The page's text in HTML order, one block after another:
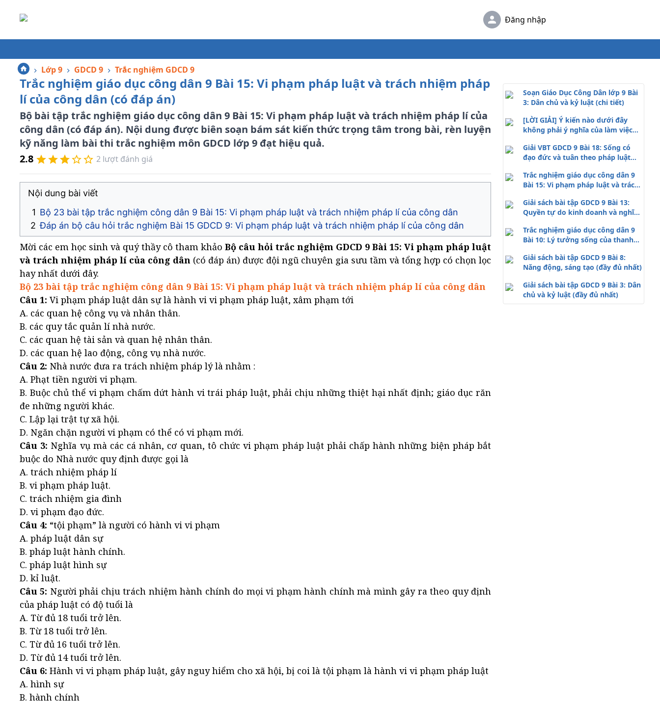
Đăng nhập
Lớp 9 GDCD 9 Trắc nghiệm GDCD 9
Trắc nghiệm giáo dục công dân 9 Bài 15: Vi phạm pháp luật và trách nhiệm pháp
lí của công dân (có đáp án)
Bộ bài tập trắc nghiệm giáo dục công dân 9 Bài 15: Vi phạm pháp luật và trách nhiệm pháp lí của
công dân (có đáp án). Nội dung được biên soạn bám sát kiến thức trọng tâm trong bài, rèn luyện
kỹ năng làm bài thi trắc nghiệm môn GDCD lớp 9 đạt hiệu quả.
2.8
2 lượt đánh giá
Nội dung bài viết
Bộ 23 bài tập trắc nghiệm công dân 9 Bài 15: Vi phạm pháp luật và trách nhiệm pháp lí của công dân
Đáp án bộ câu hỏi trắc nghiệm Bài 15 GDCD 9: Vi phạm pháp luật và trách nhiệm pháp lí của công dân
Mời các em học sinh và quý thầy cô tham khảo Bộ câu hỏi trắc nghiệm GDCD 9 Bài 15: Vi phạm pháp luật
và trách nhiệm pháp lí của công dân (có đáp án) được đội ngũ chuyên gia sưu tầm và tổng hợp có chọn lọc
hay nhất dưới đây.
Bộ 23 bài tập trắc nghiệm công dân 9 Bài 15: Vi phạm pháp luật và trách nhiệm pháp lí của công dân
Câu 1: Vi phạm pháp luật dân sự là hành vi vi phạm pháp luật, xâm phạm tới
A. các quan hệ công vụ và nhân thân.
B. các quy tắc quản lí nhà nước.
C. các quan hệ tài sản và quan hệ nhân thân.
D. các quan hệ lao động, công vụ nhà nước.
Câu 2: Nhà nước đưa ra trách nhiệm pháp lý là nhằm :
A. Phạt tiền người vi phạm.
B. Buộc chủ thể vi phạm chấm dứt hành vi trái pháp luật, phải chịu những thiệt hại nhất định; giáo dục răn
đe những người khác.
C. Lập lại trật tự xã hội.
D. Ngăn chặn người vi phạm có thể có vi phạm mới.
Câu 3: Nghĩa vụ mà các cá nhân, cơ quan, tô chức vi phạm pháp luật phải chấp hành những biện pháp bắt
buộc do Nhà nước quy định được gọi là
A. trách nhiệm pháp lí
B. vi phạm pháp luật.
C. trách nhiệm gia đình
D. vi phạm đạo đức.
Câu 4: “tội phạm” là người có hành vi vi phạm
A. pháp luật dân sự
B. pháp luật hành chính.
C. pháp luật hình sự
D. kỉ luật.
Câu 5: Người phải chịu trách nhiệm hành chính do mọi vi phạm hành chính mà mình gây ra theo quy định
của pháp luật có độ tuổi là
A. Từ đủ 18 tuổi trở lên.
B. Từ 18 tuổi trở lên.
C. Từ đủ 16 tuổi trở lên.
D. Từ đủ 14 tuổi trở lên.
Câu 6: Hành vi vi phạm pháp luật, gây nguy hiểm cho xã hội, bị coi là tội phạm là hành vi vi phạm pháp luật
A. hình sự
B. hành chính
Soạn Giáo Dục Công Dân lớp 9 Bài
3: Dân chủ và kỷ luật (chi tiết)
[LỜI GIẢI] Ý kiến nào dưới đây
không phải ý nghĩa của làm việc
quả?
Giải VBT GDCD 9 Bài 18: Sống có
đạo đức và tuân theo pháp luật
Trắc nghiệm giáo dục công dân 9
Bài 15: Vi phạm pháp luật và trách
đáp án)
Giải sách bài tập GDCD 9 Bài 13:
Quyền tự do kinh doanh và nghĩa
Trắc nghiệm giáo dục công dân 9
Bài 10: Lý tưởng sống của thanh
Giải sách bài tập GDCD 9 Bài 8:
Năng động, sáng tạo (đầy đủ nhất)
Giải sách bài tập GDCD 9 Bài 3: Dân
chủ và kỷ luật (đầy đủ nhất)